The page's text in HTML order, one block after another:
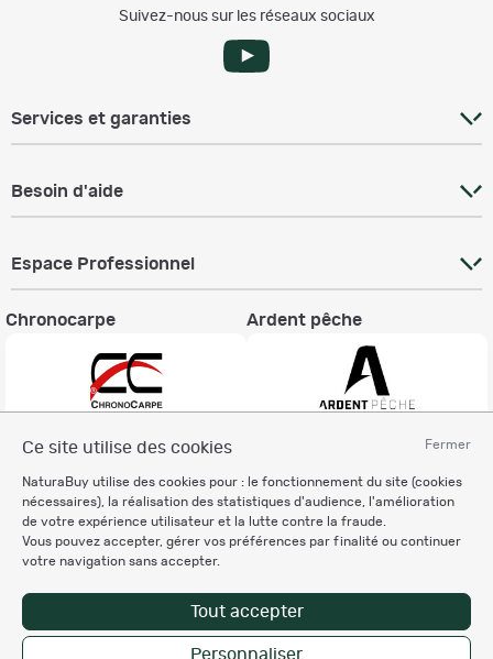
Fermer
Ce site utilise des cookies
NaturaBuy utilise des cookies pour : le fonctionnement du site (cookies
nécessaires), la réalisation des statistiques d'audience, l'amélioration
de votre expérience utilisateur et la lutte contre la fraude.
Vous pouvez accepter, gérer vos préférences par finalité ou continuer
votre navigation sans accepter.
Tout accepter
Personnaliser
Suivez-nous sur les réseaux sociaux
Services et garanties
Besoin d'aide
Espace Professionnel
Chronocarpe Ardent pêche
Charte éthique
Mentions légales
Règlement & Conditions d'utilisation
Politique de protection
des données personnelles
Personnalisation des cookies